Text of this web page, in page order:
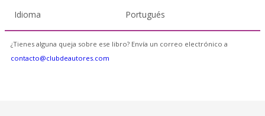
Idioma Portugués
¿Tienes alguna queja sobre ese libro? Envía un correo electrónico a
contacto@clubdeautores.com